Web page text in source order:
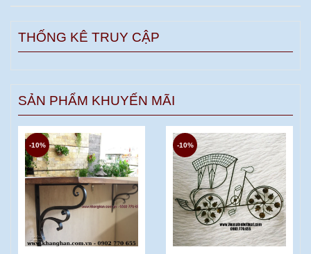
THỐNG KÊ TRUY CẬP
SẢN PHẨM KHUYẾN MÃI
-10% -10%